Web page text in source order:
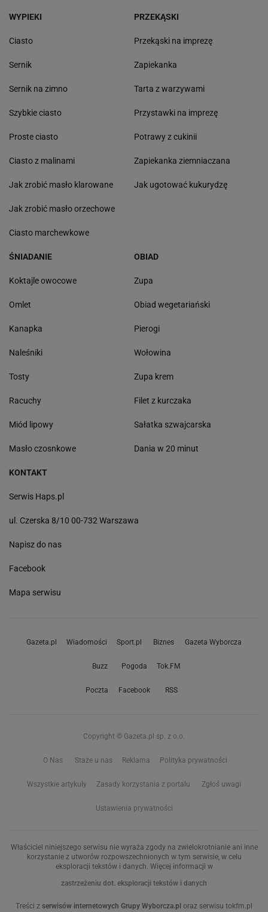
WYPIEKI
Ciasto
Sernik
Sernik na zimno
Szybkie ciasto
Proste ciasto
Ciasto z malinami
Jak zrobić masło klarowane
Jak zrobić masło orzechowe
Ciasto marchewkowe
PRZEKĄSKI
Przekąski na imprezę
Zapiekanka
Tarta z warzywami
Przystawki na imprezę
Potrawy z cukinii
Zapiekanka ziemniaczana
Jak ugotować kukurydzę
ŚNIADANIE
Koktajle owocowe
Omlet
Kanapka
Naleśniki
Tosty
Racuchy
Miód lipowy
Masło czosnkowe
OBIAD
Zupa
Obiad wegetariański
Pierogi
Wołowina
Zupa krem
Filet z kurczaka
Sałatka szwajcarska
Dania w 20 minut
KONTAKT
Serwis Haps.pl
ul. Czerska 8/10 00-732 Warszawa
Napisz do nas
Facebook
Mapa serwisu
Gazeta.pl Wiadomości Sport.pl Biznes Gazeta Wyborcza
Buzz Pogoda Tok.FM
Poczta Facebook RSS
Copyright © Gazeta.pl sp. z o.o.
O Nas Staże u nas Reklama Polityka prywatności
Wszystkie artykuły Zasady korzystania z portalu Zgłoś uwagi
Ustawienia prywatności
Właściciel niniejszego serwisu nie wyraża zgody na zwielokrotnianie ani inne
korzystanie z utworów rozpowszechnionych w tym serwisie, w celu
eksploracji tekstów i danych. Więcej informacji w
zastrzeżeniu dot. eksploracji tekstów i danych
Treści z serwisów internetowych Grupy Wyborcza.pl oraz serwisu tokfm.pl